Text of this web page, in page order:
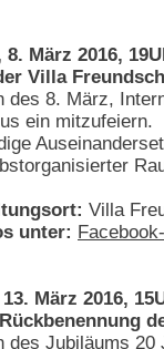
8. März 2016,
Villa
des 8. März,
ein mitzufeiern.
Villa
unter:
März 2016,
des Jubiläums 20